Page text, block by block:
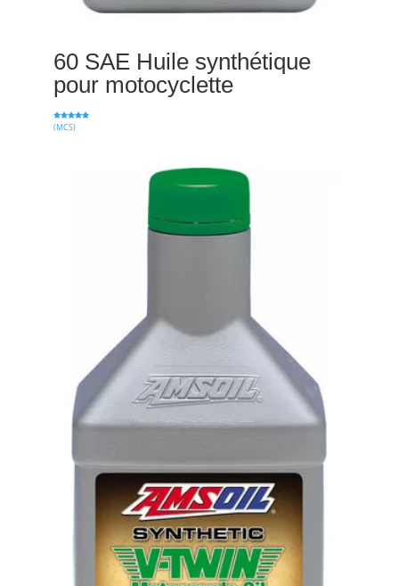
60 SAE Huile synthétique
pour motocyclette
Note
5.00
(MCS)